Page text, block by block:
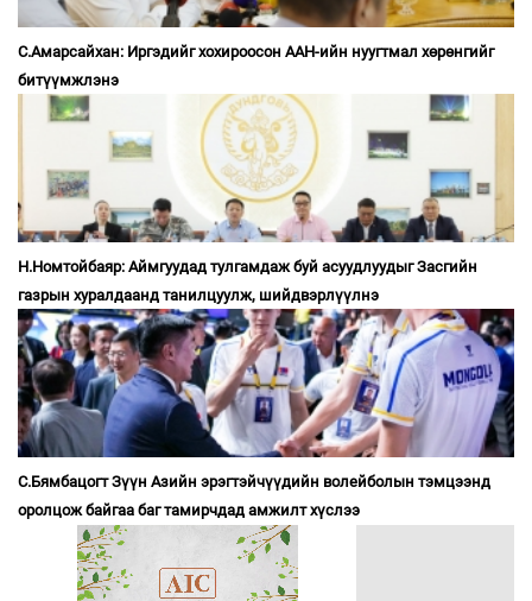
С.Амарсайхан: Иргэдийг хохироосон ААН-ийн нуугтмал хөрөнгийг
битүүмжлэнэ
Н.Номтойбаяр: Аймгуудад тулгамдаж буй асуудлуудыг Засгийн
газрын хуралдаанд танилцуулж, шийдвэрлүүлнэ
С.Бямбацогт Зүүн Азийн эрэгтэйчүүдийн волейболын тэмцээнд
оролцож байгаа баг тамирчдад амжилт хүслээ